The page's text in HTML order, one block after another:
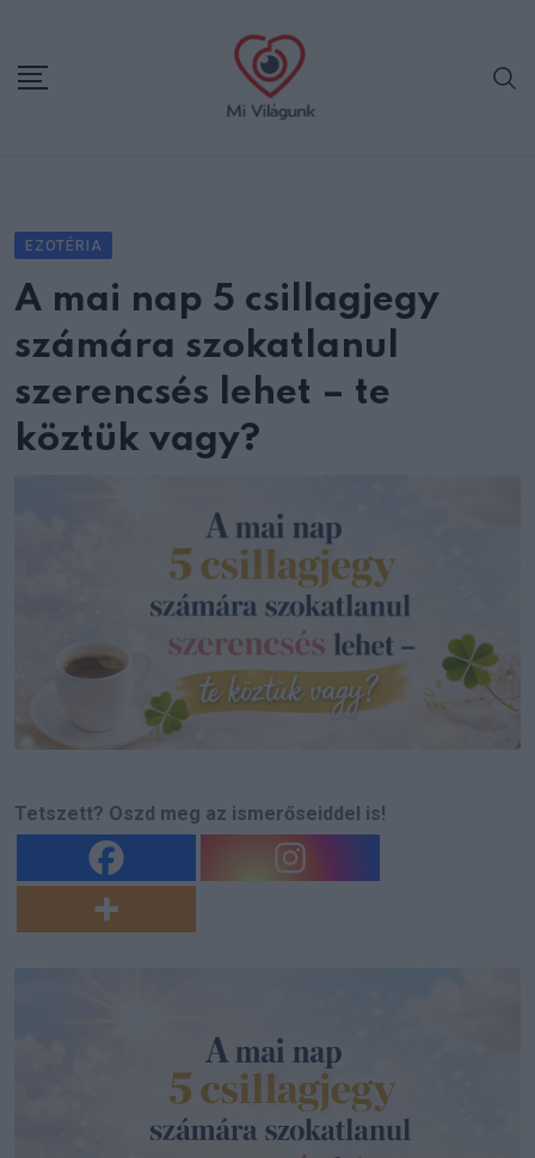
content
EZOTÉRIA
A mai nap 5 csillagjegy
számára szokatlanul
szerencsés lehet – te
köztük vagy?
Tetszett? Oszd meg az ismerőseiddel is!